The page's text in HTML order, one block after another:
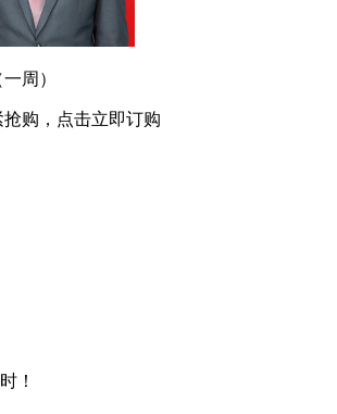
周）
购，点击立即订购
！